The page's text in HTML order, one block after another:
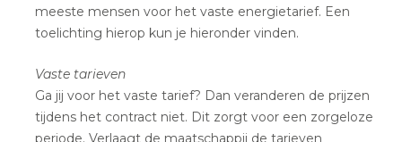
meeste mensen voor het vaste energietarief. Een
toelichting hierop kun je hieronder vinden.
Vaste tarieven
Ga jij voor het vaste tarief? Dan veranderen de prijzen
tijdens het contract niet. Dit zorgt voor een zorgeloze
periode. Verlaagt de maatschappij de tarieven